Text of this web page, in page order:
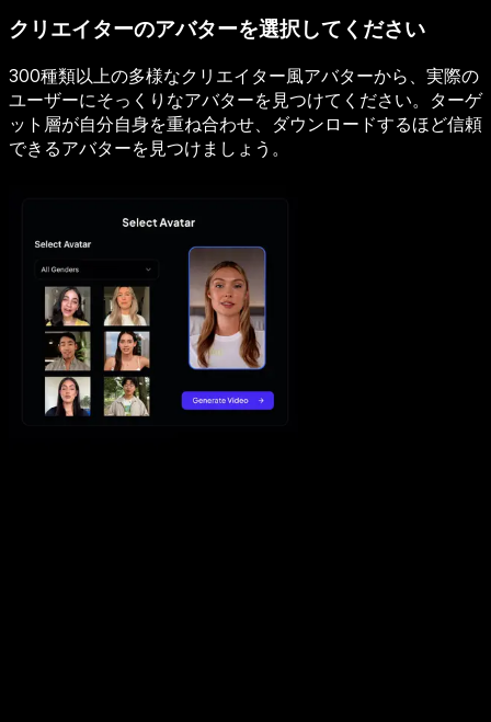
クリエイターのアバターを選択してください
300種類以上の多様なクリエイター風アバターから、実際の
ユーザーにそっくりなアバターを見つけてください。ターゲ
ット層が自分自身を重ね合わせ、ダウンロードするほど信頼
できるアバターを見つけましょう。